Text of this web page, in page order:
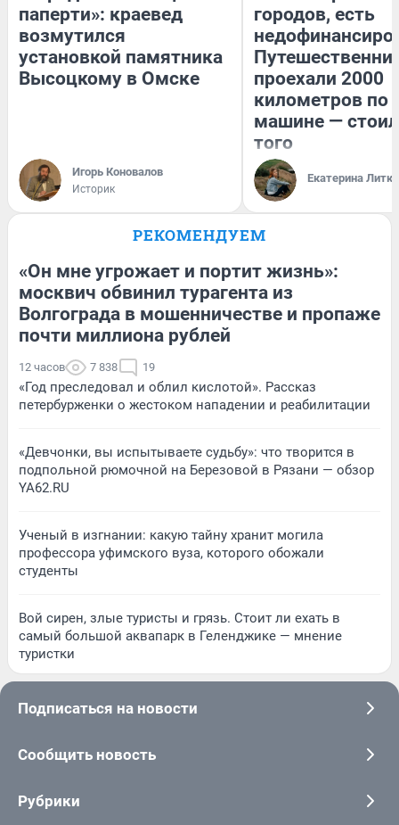
паперти»: краевед
возмутился
установкой памятника
Высоцкому в Омске
Игорь Коновалов
Историк
городов, есть
проехали 2000
километров по
машине —
того
Екатерина
РЕКОМЕНДУЕМ
«Он мне угрожает и портит жизнь»:
москвич обвинил турагента из
Волгограда в мошенничестве и пропаже
почти миллиона рублей
12 часов 7 838 19
«Год преследовал и облил кислотой». Рассказ
петербурженки о жестоком нападении и реабилитации
«Девчонки, вы испытываете судьбу»: что творится в
подпольной рюмочной на Березовой в Рязани — обзор
YA62.RU
Ученый в изгнании: какую тайну хранит могила
профессора уфимского вуза, которого обожали
студенты
Вой сирен, злые туристы и грязь. Стоит ли ехать в
самый большой аквапарк в Геленджике — мнение
туристки
Подписаться на новости
Сообщить новость
Рубрики